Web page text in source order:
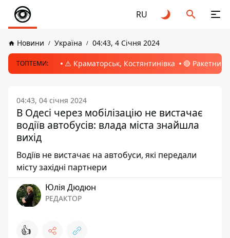
RU
Новини Україна 04:43, 4 Січня 2024
ТОПТЕМИ: ⚠️ Краматорськ, Костянтинівка 🔴 Ракетний
04:43, 04 січня 2024
В Одесі через мобілізацію не вистачає
водіїв автобусів: влада міста знайшла
вихід
Водіїв не вистачає на автобуси, які передали
місту західні партнери
Юлія Дюдюн
РЕДАКТОР
👍